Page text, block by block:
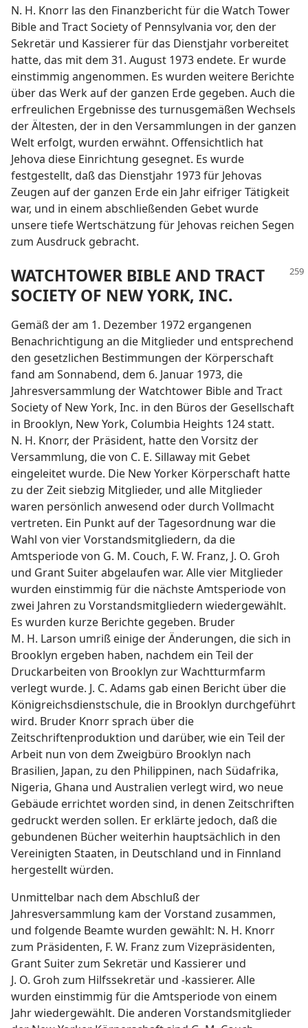
N. H. Knorr las den Finanzbericht für die Watch Tower
Bible and Tract Society of Pennsylvania vor, den der
Sekretär und Kassierer für das Dienstjahr vorbereitet
hatte, das mit dem 31. August 1973 endete. Er wurde
einstimmig angenommen. Es wurden weitere Berichte
über das Werk auf der ganzen Erde gegeben. Auch die
erfreulichen Ergebnisse des turnusgemäßen Wechsels
der Ältesten, der in den Versammlungen in der ganzen
Welt erfolgt, wurden erwähnt. Offensichtlich hat
Jehova diese Einrichtung gesegnet. Es wurde
festgestellt, daß das Dienstjahr 1973 für Jehovas
Zeugen auf der ganzen Erde ein Jahr eifriger Tätigkeit
war, und in einem abschließenden Gebet wurde
unsere tiefe Wertschätzung für Jehovas reichen Segen
zum Ausdruck gebracht.
WATCHTOWER BIBLE AND TRACT
SOCIETY OF NEW YORK, INC.
Gemäß der am 1. Dezember 1972 ergangenen
Benachrichtigung an die Mitglieder und entsprechend
den gesetzlichen Bestimmungen der Körperschaft
fand am Sonnabend, dem 6. Januar 1973, die
Jahresversammlung der Watchtower Bible and Tract
Society of New York, Inc. in den Büros der Gesellschaft
in Brooklyn, New York, Columbia Heights 124 statt.
N. H. Knorr, der Präsident, hatte den Vorsitz der
Versammlung, die von C. E. Sillaway mit Gebet
eingeleitet wurde. Die New Yorker Körperschaft hatte
zu der Zeit siebzig Mitglieder, und alle Mitglieder
waren persönlich anwesend oder durch Vollmacht
vertreten. Ein Punkt auf der Tagesordnung war die
Wahl von vier Vorstandsmitgliedern, da die
Amtsperiode von G. M. Couch, F. W. Franz, J. O. Groh
und Grant Suiter abgelaufen war. Alle vier Mitglieder
wurden einstimmig für die nächste Amtsperiode von
zwei Jahren zu Vorstandsmitgliedern wiedergewählt.
Es wurden kurze Berichte gegeben. Bruder
M. H. Larson umriß einige der Änderungen, die sich in
Brooklyn ergeben haben, nachdem ein Teil der
Druckarbeiten von Brooklyn zur Wachtturmfarm
verlegt wurde. J. C. Adams gab einen Bericht über die
Königreichsdienstschule, die in Brooklyn durchgeführt
wird. Bruder Knorr sprach über die
Zeitschriftenproduktion und darüber, wie ein Teil der
Arbeit nun von dem Zweigbüro Brooklyn nach
Brasilien, Japan, zu den Philippinen, nach Südafrika,
Nigeria, Ghana und Australien verlegt wird, wo neue
Gebäude errichtet worden sind, in denen Zeitschriften
gedruckt werden sollen. Er erklärte jedoch, daß die
gebundenen Bücher weiterhin hauptsächlich in den
Vereinigten Staaten, in Deutschland und in Finnland
hergestellt würden.
Unmittelbar nach dem Abschluß der
Jahresversammlung kam der Vorstand zusammen,
und folgende Beamte wurden gewählt: N. H. Knorr
zum Präsidenten, F. W. Franz zum Vizepräsidenten,
Grant Suiter zum Sekretär und Kassierer und
J. O. Groh zum Hilfssekretär und -kassierer. Alle
wurden einstimmig für die Amtsperiode von einem
Jahr wiedergewählt. Die anderen Vorstandsmitglieder